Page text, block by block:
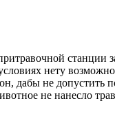
станции
нету
дабы не допустить
не нанесло